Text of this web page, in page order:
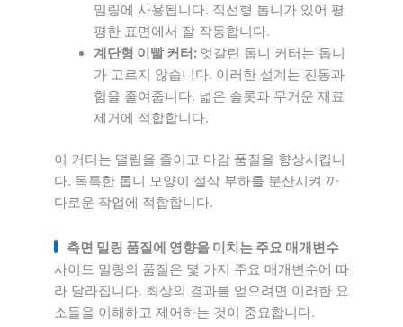
밀링에 사용됩니다. 직선형 톱니가 있어 평
평한 표면에서 잘 작동합니다.
계단형 이빨 커터: 엇갈린 톱니 커터는 톱니
가 고르지 않습니다. 이러한 설계는 진동과
힘을 줄여줍니다. 넓은 슬롯과 무거운 재료
제거에 적합합니다.
이 커터는 떨림을 줄이고 마감 품질을 향상시킵니
다. 독특한 톱니 모양이 절삭 부하를 분산시켜 까
다로운 작업에 적합합니다.
측면 밀링 품질에 영향을 미치는 주요 매개변수
사이드 밀링의 품질은 몇 가지 주요 매개변수에 따
라 달라집니다. 최상의 결과를 얻으려면 이러한 요
소들을 이해하고 제어하는 것이 중요합니다.